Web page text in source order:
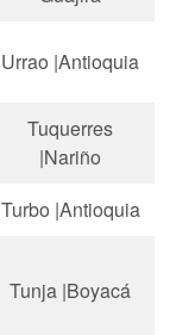
Urrao |Antioquia
Tuquerres
|Nariño
Turbo |Antioquia
Tunja |Boyacá